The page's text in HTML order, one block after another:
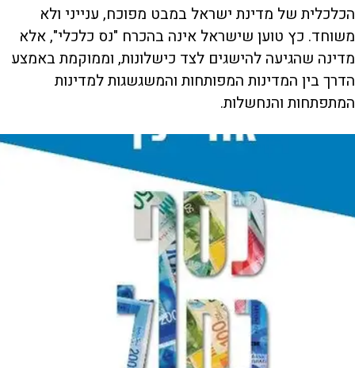
הכלכלית של מדינת ישראל במבט מפוכח, ענייני ולא
משוחד. כץ טוען שישראל אינה בהכרח "נס כלכלי", אלא
מדינה שהגיעה להישגים לצד כישלונות, וממוקמת באמצע
הדרך בין המדינות המפותחות והמשגשגות למדינות
המתפתחות והנחשלות.